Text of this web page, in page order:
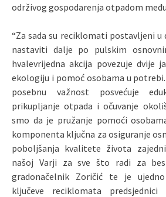
održivog gospodarenja otpadom
“Za sada su reciklomati postavljeni u
nastaviti dalje po pulskim
hvalevrijedna akcija povezuje dvije
ekologiju i pomoć osobama u potrebi.
posebnu važnost posvećuje
prikupljanje otpada i očuvanje
smo da je pružanje pomoći
komponenta ključna za osiguranje
poboljšanja kvalitete života
našoj Varji za sve što radi za
gradonačelnik Zoričić te je
ključeve reciklomata